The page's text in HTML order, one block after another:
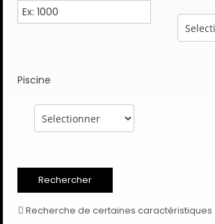
Piscine
Recherche de certaines caractéristiques